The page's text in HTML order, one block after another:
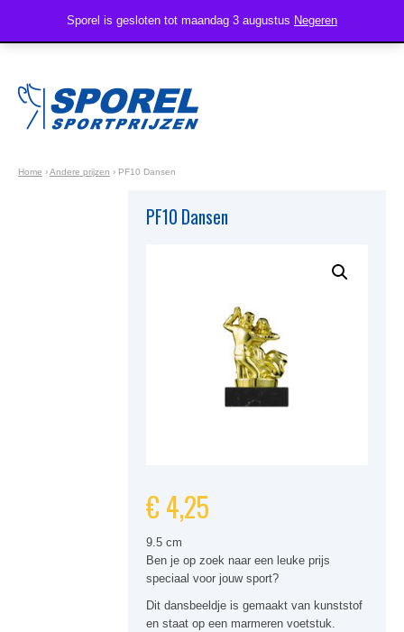
Home ›Andere prijzen › PF10 Dansen
PF10 Dansen
€4,25
9.5 cm
Ben je op zoek naar een leuke prijs
speciaal voor jouw sport?
Dit dansbeeldje is gemaakt van kunststof
en staat op een marmeren voetstuk.
Sporel is gesloten tot maandag 3 augustus Negeren